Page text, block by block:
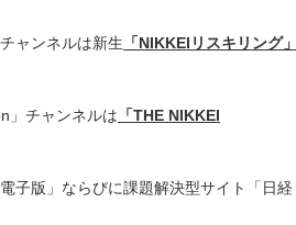
ャンネルは新生 「NIKKEIリスキリング」
」チャンネルは 「THE NIKKEI
子版」ならびに課題解決型サイト「日経